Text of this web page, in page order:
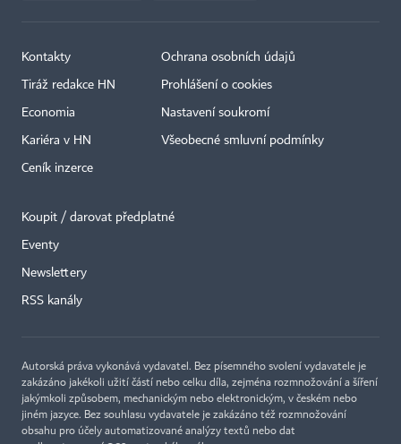
Kontakty
Tiráž redakce HN
Economia
Kariéra v HN
Ceník inzerce
Ochrana osobních údajů
Prohlášení o cookies
Nastavení soukromí
Všeobecné smluvní podmínky
Koupit / darovat předplatné
Eventy
Newslettery
RSS kanály
Autorská práva vykonává vydavatel. Bez písemného svolení vydavatele je
zakázáno jakékoli užití částí nebo celku díla, zejména rozmnožování a šíření
jakýmkoli způsobem, mechanickým nebo elektronickým, v českém nebo
jiném jazyce. Bez souhlasu vydavatele je zakázáno též rozmnožování
obsahu pro účely automatizované analýzy textů nebo dat